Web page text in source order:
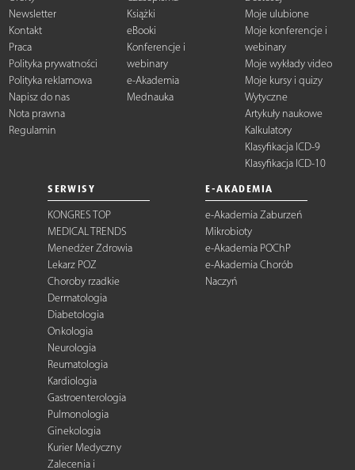
Newsletter
Kontakt
Praca
Polityka prywatności
Polityka reklamowa
Napisz do nas
Nota prawna
Regulamin
Książki
eBooki
Konferencje i
webinary
e-Akademia
Mednauka
Moje ulubione
Moje konferencje i
webinary
Moje wykłady video
Moje kursy i quizy
Wytyczne
Artykuły naukowe
Kalkulatory
Klasyfikacja ICD-9
Klasyfikacja ICD-10
SERWISY
KONGRES TOP
MEDICAL TRENDS
Menedżer Zdrowia
Lekarz POZ
Choroby rzadkie
Dermatologia
Diabetologia
Onkologia
Neurologia
Reumatologia
Kardiologia
Gastroenterologia
Pulmonologia
Ginekologia
Kurier Medyczny
Zalecenia i
E-AKADEMIA
e-Akademia Zaburzeń
Mikrobioty
e-Akademia POChP
e-Akademia Chorób
Naczyń